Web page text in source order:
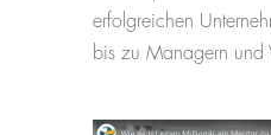
erfolgreichen
bis zu Managern und